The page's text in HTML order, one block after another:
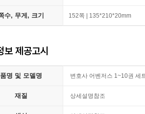
수, 무게, 크기 152쪽 | 135*210*20mm
보 제공고시
품명 및 모델명 변호사 어벤저스 1~10권 세
재질 상세설명참조